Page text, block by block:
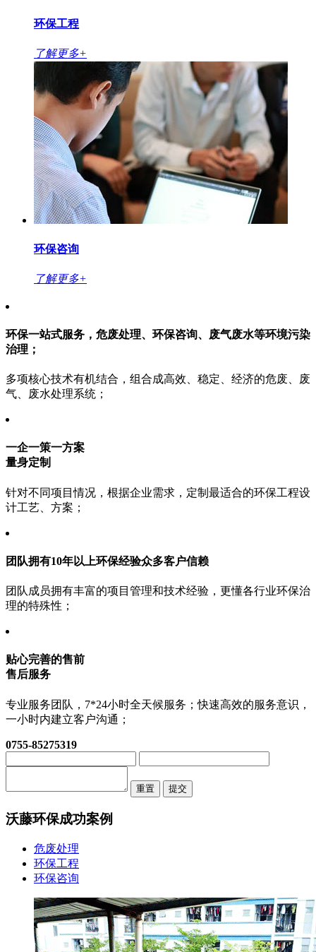
环保工程
了解更多+
环保咨询
了解更多+
环保一站式服务， 危废处理、环保咨询、废气废水等环境污染
治理；
多项核心技术有机结合，组合成高效、稳定、经济的危废、废
气、废水处理系统；
一企一策一方案
量身定制
针对不同项目情况，根据企业需求，定制最适合的环保工程设
计工艺、方案；
团队拥有10年以上环保经验众多客户信赖
团队成员拥有丰富的项目管理和技术经验，更懂各行业环保治
理的特殊性；
贴心完善的售前
售后服务
专业服务团队，7*24小时全天候服务；快速高效的服务意识，
一小时内建立客户沟通；
0755-85275319
重置 提交
沃藤环保成功案例
危废处理
环保工程
环保咨询